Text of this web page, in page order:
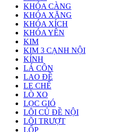
KHÓA CÀNG
KHÓA XĂNG
KHÓA XÍCH
KHÓA YÊN
KIM
KIM 3 CẠNH NỘI
KÍNH
LÁ CÔN
LAO ĐỀ
LE CHẾ
LÒ XO
LỌC GIÓ
LÕI CỦ ĐỀ NỘI
LÕI TRƯỢT
LỐP